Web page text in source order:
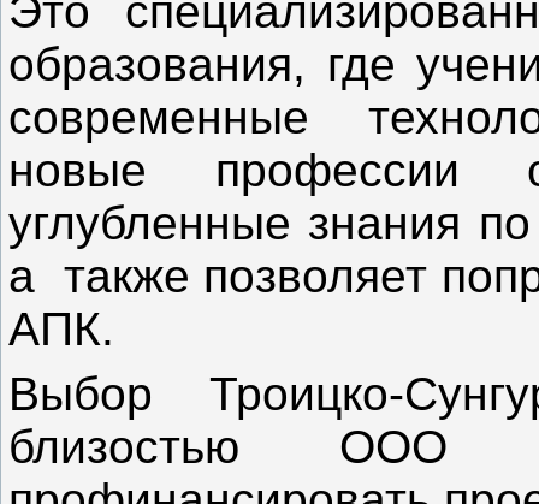
Это
образования, где
современные
новые профессии
углубленные знания
а также позволяет
АПК.
Выбор Троицко-
близостью ООО